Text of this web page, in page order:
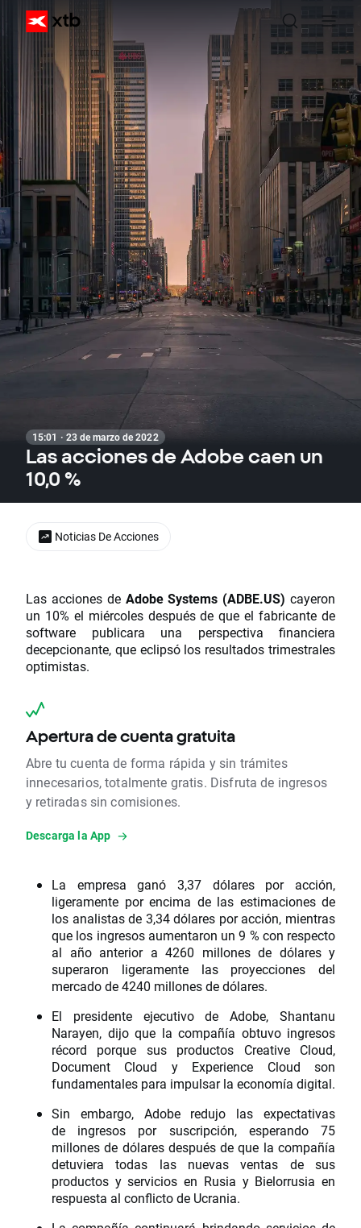
15:01 · 23 de marzo de 2022
Las acciones de Adobe caen un
10,0 %
Las acciones de Adobe Systems (ADBE.US) cayeron
un 10% el miércoles después de que el fabricante de
software publicara una perspectiva financiera
decepcionante, que eclipsó los resultados trimestrales
optimistas.
Apertura de cuenta gratuita
Abre tu cuenta de forma rápida y sin trámites
innecesarios, totalmente gratis. Disfruta de ingresos
y retiradas sin comisiones.
Descarga la App
La empresa ganó 3,37 dólares por acción,
ligeramente por encima de las estimaciones de
los analistas de 3,34 dólares por acción, mientras
que los ingresos aumentaron un 9 % con respecto
al año anterior a 4260 millones de dólares y
superaron ligeramente las proyecciones del
mercado de 4240 millones de dólares.
El presidente ejecutivo de Adobe, Shantanu
Narayen, dijo que la compañía obtuvo ingresos
récord porque sus productos Creative Cloud,
Document Cloud y Experience Cloud son
fundamentales para impulsar la economía digital.
Sin embargo, Adobe redujo las expectativas
de ingresos por suscripción, esperando 75
millones de dólares después de que la compañía
detuviera todas las nuevas ventas de sus
productos y servicios en Rusia y Bielorrusia en
respuesta al conflicto de Ucrania.
Noticias De Acciones